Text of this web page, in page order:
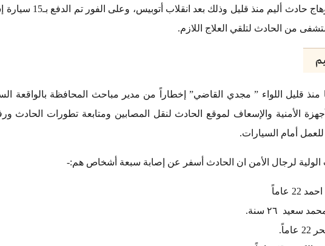
شهد طريق قنا سوهاج حادث أليم منذ قليل
من الحادث لتلقي العلاج اللازم.
منذ قليل اللواء ” مجدي القاضي” إخطاراً من مدير مباحث المحافظة بالواقعة
الأمنية والإسعاف لموقع الحادث لنقل المصابين ومتابعة تطورات الحادث
أمام السيارات.
الولية لرجال الأمن ان الحادث أسفر عن إصابة سبعة أشخاص هم:-
عاماً
سعيد ٢٦ سنة.